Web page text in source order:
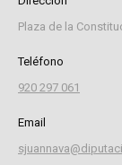
Plaza de la
Teléfono
920 297 061
Email